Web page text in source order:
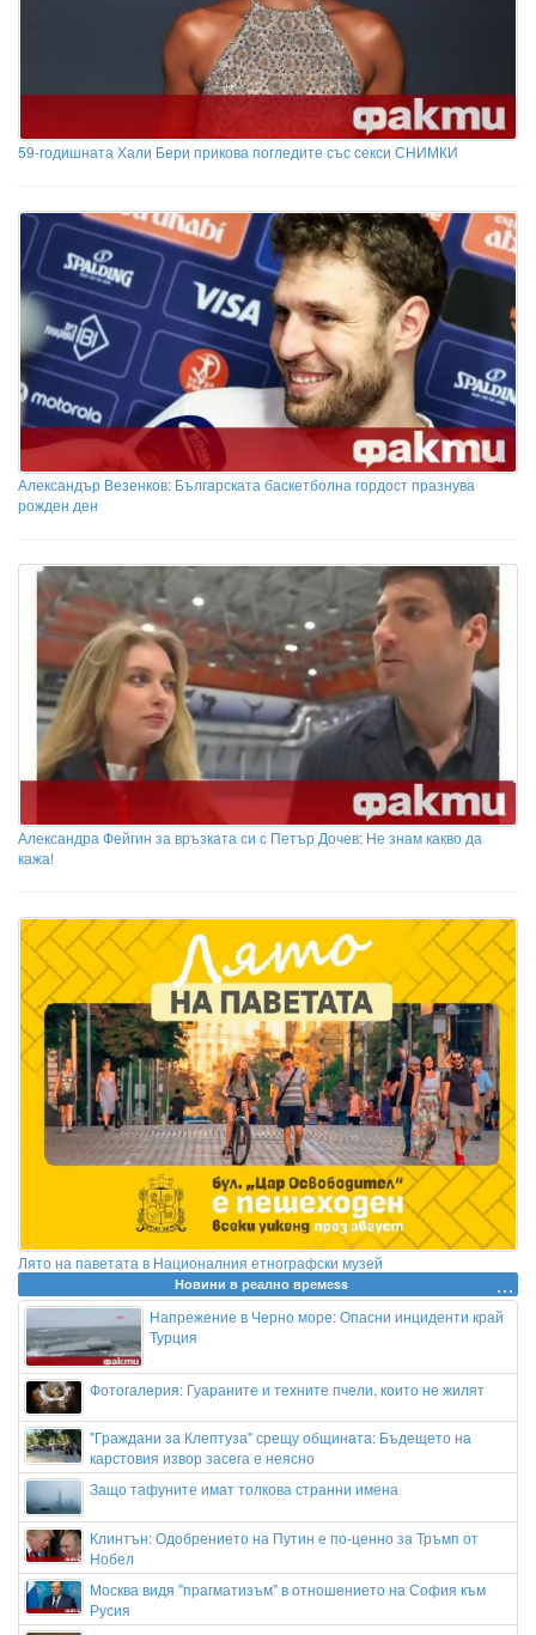
59-годишната Хали Бери прикова погледите със секси СНИМКИ
Александър Везенков: Българската баскетболна гордост празнува
рожден ден
Александра Фейгин за връзката си с Петър Дочев: Не знам какво да
кажа!
Лято на паветата в Националния етнографски музей
Новини в реално времеss
Напрежение в Черно море: Опасни инциденти край
Турция
Фотогалерия: Гуараните и техните пчели, които не жилят
"Граждани за Клептуза" срещу общината: Бъдещето на
карстовия извор засега е неясно
Защо тафуните имат толкова странни имена
Клинтън: Одобрението на Путин е по-ценно за Тръмп от
Нобел
Москва видя "прагматизъм" в отношението на София към
Русия